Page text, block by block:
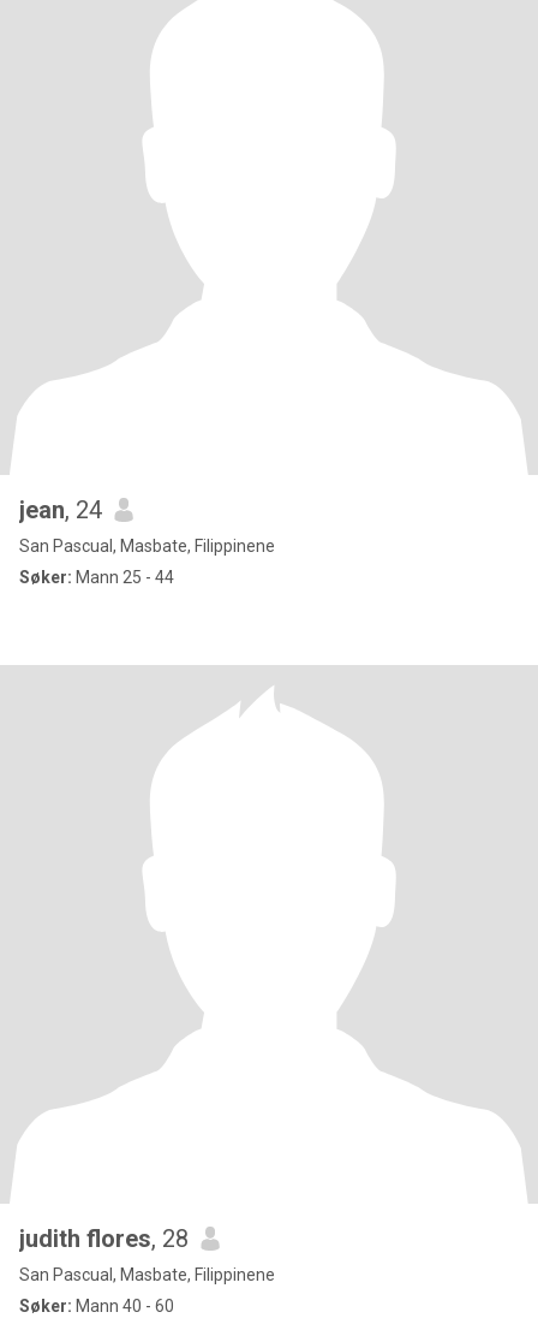
jean, 24
San Pascual, Masbate, Filippinene
Søker: Mann 25 - 44
judith flores, 28
San Pascual, Masbate, Filippinene
Søker: Mann 40 - 60